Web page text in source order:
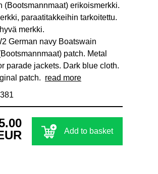
(Bootsmannmaat) erikoismerkki.
paraatitakkeihin tarkoitettu.
merkki.
German navy Boatswain
patch. Metal
parade jackets. Dark blue cloth.
patch. read more
Add to basket